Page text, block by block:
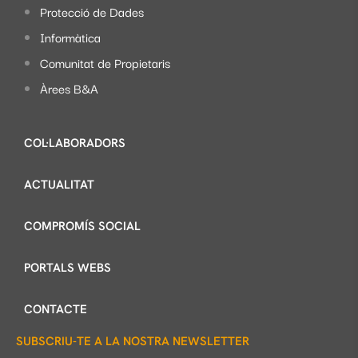
Protecció de Dades
Informàtica
Comunitat de Propietaris
Àrees B&A
COL·LABORADORS
ACTUALITAT
COMPROMÍS SOCIAL
PORTALS WEBS
CONTACTE
SUBSCRIU-TE A LA NOSTRA NEWSLETTER